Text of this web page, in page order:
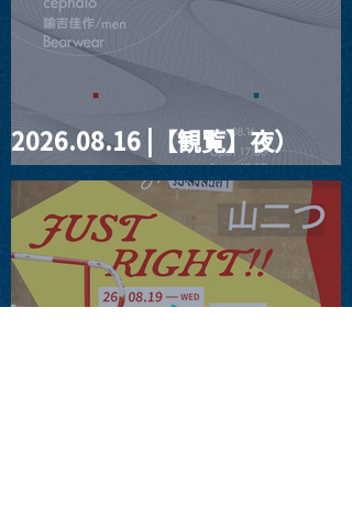
2026.08.16 |【観覧】夜）
four dots vol.2